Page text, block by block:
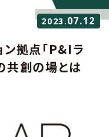
2023.07.12
拠点「P&Iラ
共創の場とは